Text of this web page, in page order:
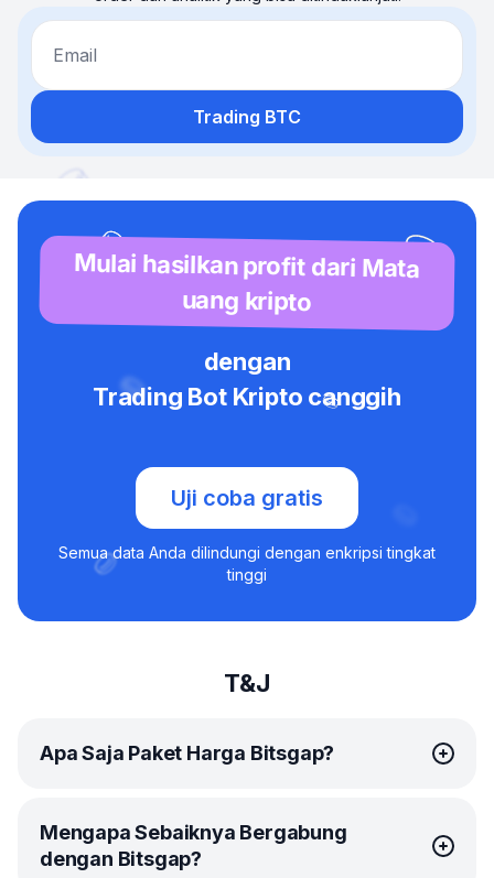
Email
Trading BTC
Mulai hasilkan profit dari Mata
uang kripto
dengan
Trading Bot Kripto canggih
Uji coba gratis
Semua data Anda dilindungi dengan enkripsi tingkat
tinggi
T&J
Apa Saja Paket Harga Bitsgap?
Bitsgap menawarkan paket-paket
yang simpel dan
terjangkau bagi tiap trader.
Mengapa Sebaiknya Bergabung
dengan Bitsgap?